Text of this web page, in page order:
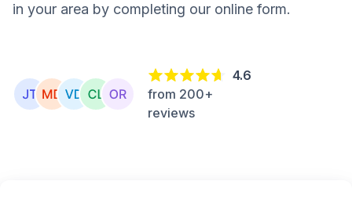
in your area by completing our online form.
4.6
from 200+
reviews